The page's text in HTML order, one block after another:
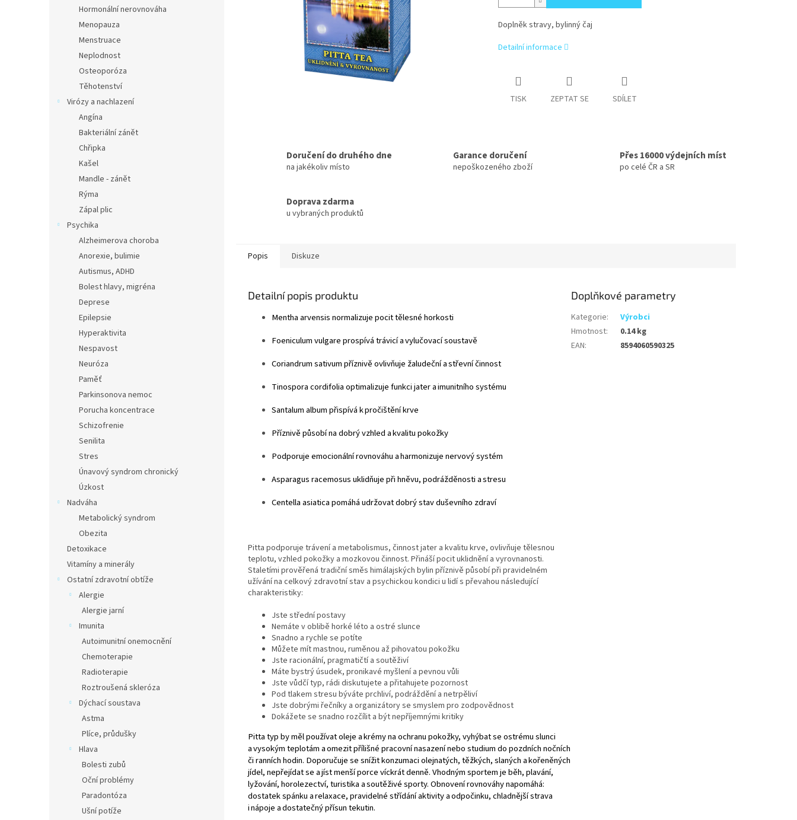
Hormonální nerovnováha
Menopauza
Menstruace
Neplodnost
Osteoporóza
Těhotenství
Virózy a nachlazení
Angína
Bakteriální zánět
Chřipka
Kašel
Mandle - zánět
Rýma
Zápal plic
Psychika
Alzheimerova choroba
Anorexie, bulimie
Autismus, ADHD
Bolest hlavy, migréna
Deprese
Epilepsie
Hyperaktivita
Nespavost
Neuróza
Paměť
Parkinsonova nemoc
Porucha koncentrace
Schizofrenie
Senilita
Stres
Únavový syndrom chronický
Úzkost
Nadváha
Metabolický syndrom
Obezita
Detoxikace
Vitamíny a minerály
Ostatní zdravotní obtíže
Alergie
Alergie jarní
Imunita
Autoimunitní onemocnění
Chemoterapie
Radioterapie
Roztroušená skleróza
Dýchací soustava
Astma
Plíce, průdušky
Hlava
Bolesti zubů
Oční problémy
Paradontóza
Ušní potíže
Doplněk stravy, bylinný čaj
Detailní informace
TISK ZEPTAT SE SDÍLET
Doručení do druhého dne
na jakékoliv místo
Garance doručení
nepoškozeného zboží
Přes 16000 výdejních míst
po celé ČR a SR
Doprava zdarma
u vybraných produktů
Popis Diskuze
Detailní popis produktu
Menthaarvensisnormalizuje pocit tělesné horkosti
Foeniculumvulgareprospívá trávicí avylučovací soustavě
Coriandrumsativumpříznivě ovlivňuje žaludeční astřevní činnost
Tinosporacordifoliaoptimalizuje funkci jater aimunitního systému
Santalumalbumpřispívá kpročištění krve
Příznivě působí na dobrý vzhled akvalitu pokožky
Podporuje emocionální rovnováhu aharmonizuje nervový systém
Asparagusracemosusuklidňuje při hněvu, podrážděnosti astresu
Centellaasiaticapomáhá udržovat dobrý stav duševního zdraví
Pitta podporuje trávení a metabolismus, činnost jater a kvalitu krve, ovlivňuje tělesnou
teplotu, vzhled pokožky a mozkovou činnost. Přináší pocit uklidnění a vyrovnanosti.
Staletími prověřená tradiční směs himálajských bylin příznivě působí při pravidelném
užívání na celkový zdravotní stav a psychickou kondici u lidí s převahou následující
charakteristiky:
Jste střední postavy
Nemáte v oblibě horké léto a ostré slunce
Snadno a rychle se potíte
Můžete mít mastnou, ruměnou až pihovatou pokožku
Jste racionální, pragmatičtí a soutěživí
Máte bystrý úsudek, pronikavé myšlení a pevnou vůli
Jste vůdčí typ, rádi diskutujete a přitahujete pozornost
Pod tlakem stresu býváte prchliví, podráždění a netrpěliví
Jste dobrými řečníky a organizátory se smyslem pro zodpovědnost
Dokážete se snadno rozčílit a být nepříjemnými kritiky
Pitta typby měl používat oleje akrémy na ochranu pokožky, vyhýbat se ostrému slunci
avysokým teplotám aomezit přílišné pracovní nasazení nebo studium do pozdních nočních
či ranních hodin. Doporučuje se snížit konzumaci olejnatých, těžkých, slaných akořeněných
jídel, nepřejídat se ajíst menší porce víckrát denně. Vhodným sportem je běh, plavání,
lyžování, horolezectví, turistika asoutěživé sporty. Obnovení rovnováhy napomáhá:
dostatek spánku arelaxace, pravidelné střídání aktivity aodpočinku, chladnější strava
inápoje adostatečný přísun tekutin.
Doplňkové parametry
Kategorie:
Výrobci
Hmotnost:
0.14 kg
EAN: 8594060590325